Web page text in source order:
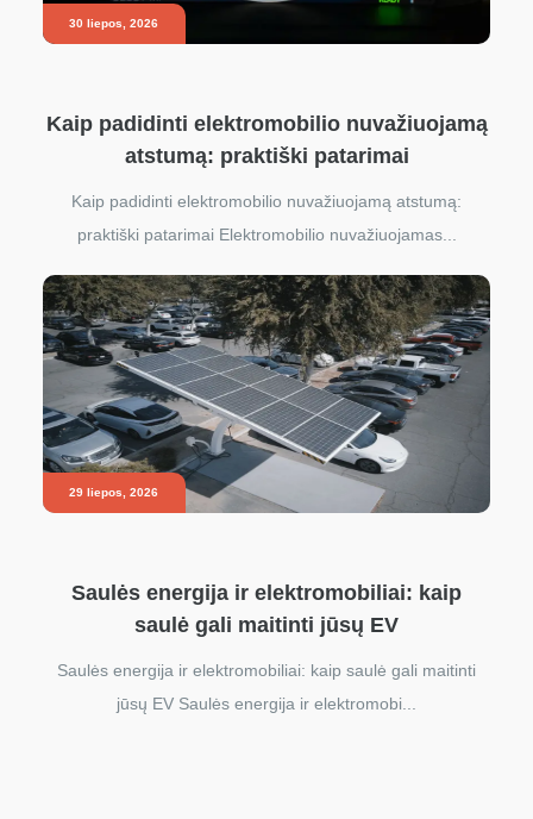
30 liepos, 2026
Kaip padidinti elektromobilio nuvažiuojamą
atstumą: praktiški patarimai
Kaip padidinti elektromobilio nuvažiuojamą atstumą:
praktiški patarimai Elektromobilio nuvažiuojamas...
29 liepos, 2026
Saulės energija ir elektromobiliai: kaip
saulė gali maitinti jūsų EV
Saulės energija ir elektromobiliai: kaip saulė gali maitinti
jūsų EV Saulės energija ir elektromobi...